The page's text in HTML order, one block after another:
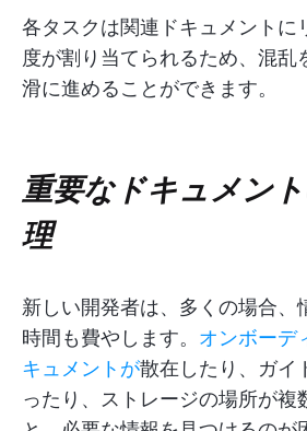
各タスクは関連ドキュメントに
度が割り当てられるため、混乱
滑に進めることができます。
重要なドキュメン
理
新しい開発者は、多くの場合、
時間も費やします。 オンボーデ
キュメントが散在したり、ガイ
ったり、ストレージの場所が複